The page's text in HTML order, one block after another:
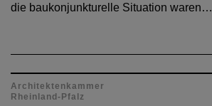
die baukonjunkturelle Situation waren…
Architektenkammer
Rheinland-Pfalz